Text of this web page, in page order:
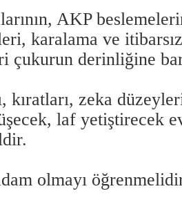
AKP
karalama ve
çukurun derinliğine
kıratları, zeka
laf yetiştirecek
olmayı